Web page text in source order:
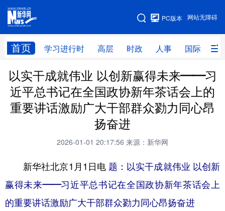
网站无障碍
PC版本
首页 学习进行时 高层 时政 人事 国际 财
网站地图
学习进行时 高层 时政 人事
国际 财经 网评 港澳
思客智库 全球连线
科创 量子
访谈 视频 图片 政务
法律 中央文件 金融 汽车
以实干成就伟业 以创新赢得未来——习
近平总书记在全国政协新年茶话会上的
重要讲话激励广大干部群众勠力同心昂
扬奋进
2026-01-01 20:17:56 来源：新华网
新华社北京1月1日电 题：以实干成就伟业 以创新
赢得未来——习近平总书记在全国政协新年茶话会上
的重要讲话激励广大干部群众勠力同心昂扬奋进